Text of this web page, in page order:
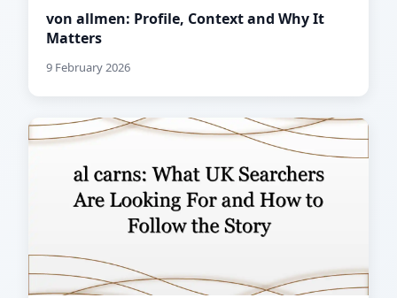
von allmen: Profile, Context and Why It
Matters
9 February 2026